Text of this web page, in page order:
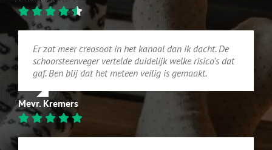
Er zat meer creosoot in het kanaal dan ik dacht. De
schoorsteenveger vertelde duidelijk welke risico’s dat
gaf. Ben blij dat het meteen veilig is gemaakt.
Mevr. Kremers